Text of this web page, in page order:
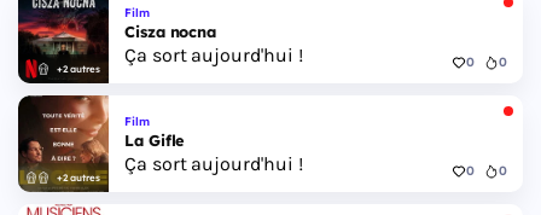
+2 autres
Film
Cisza nocna
Ça sort aujourd'hui ! 0 0
+2 autres
Film
La Gifle
Ça sort aujourd'hui ! 0 0